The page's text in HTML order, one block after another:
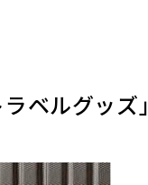
ベルグッズ」